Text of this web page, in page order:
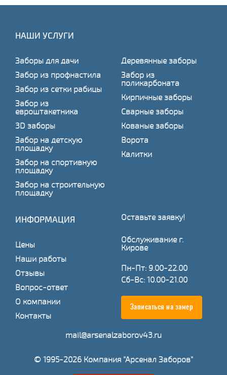
НАШИ УСЛУГИ
Заборы для дачи
Забор из профнастила
Забор из сетки рабицы
Забор из
евроштакетника
3D заборы
Забор на детскую
площадку
Забор на спортивную
площадку
Забор на строительную
площадку
Деревянные заборы
Забор из
поликарбоната
Кирпичные заборы
Сварные заборы
Кованые заборы
Ворота
Калитки
ИНФОРМАЦИЯ
Цены
Наши работы
Отзывы
Вопрос-ответ
О компании
Контакты
Оставьте заявку!
Обслуживание г.
Кирове
Пн-Пт: 9.00-22.00
Сб-Вс: 10.00-21.00
Записаться на замер
mail@arsenalzaborov43.ru
© 1995-2026 Компания "Арсенал Заборов"